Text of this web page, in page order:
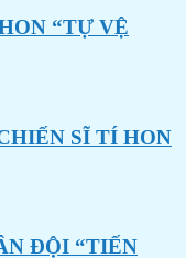
“TỰ VỆ
SĨ TÍ HON
ĐỘI “TIẾN